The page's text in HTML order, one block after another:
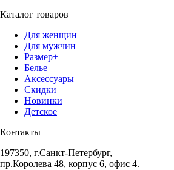
Каталог товаров
Для женщин
Для мужчин
Размер+
Белье
Аксессуары
Скидки
Новинки
Детское
Контакты
197350, г.Санкт-Петербург,
пр.Королева 48, корпус 6, офис 4.